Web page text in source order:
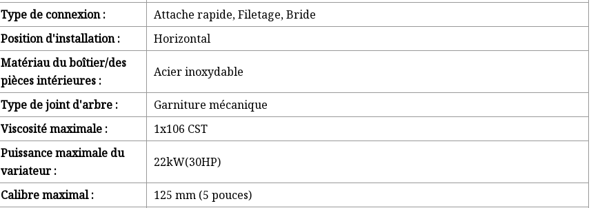
Type de connexion :
Attache rapide, Filetage, Bride
Position d'installation :
Horizontal
Matériau du boîtier/des
pièces intérieures :
Acier inoxydable
Type de joint d'arbre :
Garniture mécanique
Viscosité maximale :
1x106 CST
Puissance maximale du
variateur :
22kW(30HP)
Calibre maximal :
125 mm (5 pouces)